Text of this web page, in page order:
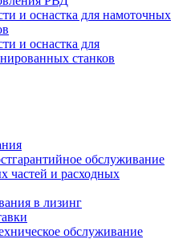
и оснастка для намоточных
и оснастка для
станков
обслуживание
частей и расходных
в лизинг
обслуживание